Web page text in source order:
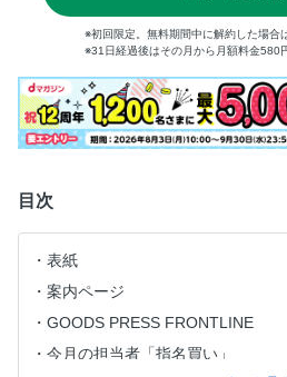
※初回限定。無料期間中に解約した場合
※31日経過後はその月から月額料金580
目次
表紙
案内ページ
GOODS PRESS FRONTLINE
今月の担当者「指名買い」